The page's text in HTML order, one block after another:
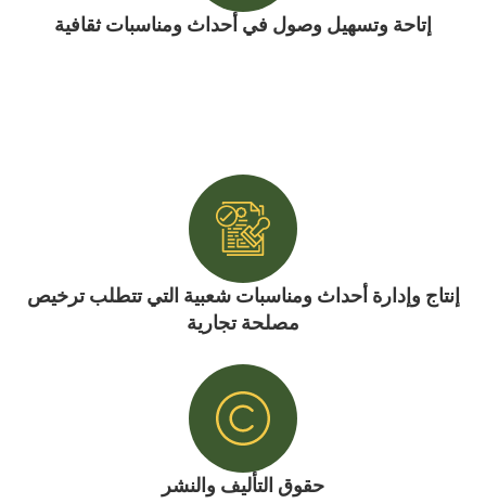
إتاحة وتسهيل وصول في أحداث ومناسبات ثقافية
إنتاج وإدارة أحداث ومناسبات شعبية التي تتطلب ترخيص
مصلحة تجارية
حقوق التأليف والنشر